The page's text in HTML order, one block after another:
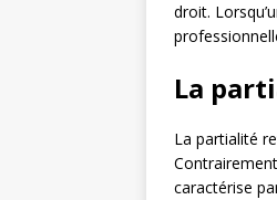
droit.
La
La partialité
caractérise